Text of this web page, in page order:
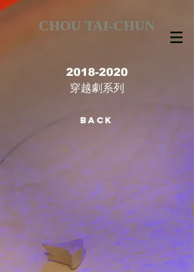
CHOU TAI-CHUN
2018-2020
穿越劇 系列
BACK